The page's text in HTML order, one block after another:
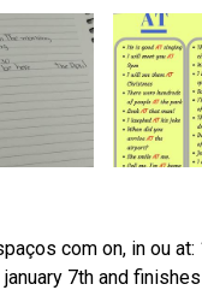
com on, in ou
7th and finishes